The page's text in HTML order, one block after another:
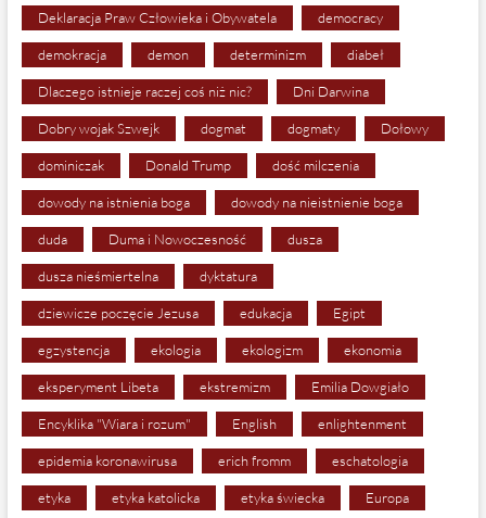
Deklaracja Praw Człowieka i Obywatela democracy
demokracja demon determinizm diabeł
Dlaczego istnieje raczej coś niż nic? Dni Darwina
Dobry wojak Szwejk dogmat dogmaty Dołowy
dominiczak Donald Trump dość milczenia
dowody na istnienia boga dowody na nieistnienie boga
duda Duma i Nowoczesność dusza
dusza nieśmiertelna dyktatura
dziewicze poczęcie Jezusa edukacja Egipt
egzystencja ekologia ekologizm ekonomia
eksperyment Libeta ekstremizm Emilia Dowgiało
Encyklika "Wiara i rozum" English enlightenment
epidemia koronawirusa erich fromm eschatologia
etyka etyka katolicka etyka świecka Europa